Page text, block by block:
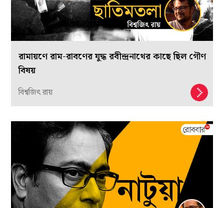
রামায়ণে রাম-রাবণের যুদ্ধ রবীন্দ্রনাথের কাছে ছিল গৌণ
বিষয়
বিশ্বজিৎ রায়